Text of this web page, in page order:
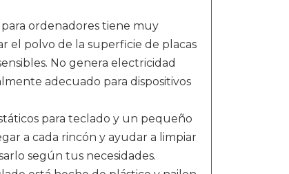
ordenadores tiene muy
el polvo de la superficie de placas
No genera electricidad
adecuado para dispositivos
para teclado y un pequeño
a cada rincón y ayudar a limpiar
según tus necesidades.